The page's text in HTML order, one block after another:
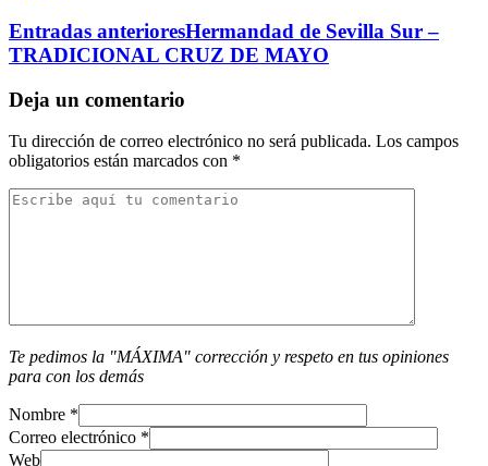
Entradas anterioresHermandad de Sevilla Sur –
TRADICIONAL CRUZ DE MAYO
Deja un comentario
Tu dirección de correo electrónico no será publicada. Los campos
obligatorios están marcados con *
Te pedimos la "MÁXIMA" corrección y respeto en tus opiniones
para con los demás
Nombre *
Correo electrónico *
Web